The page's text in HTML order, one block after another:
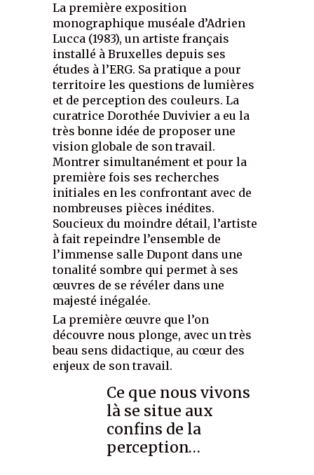
La première exposition
monographique muséale d’Adrien
Lucca (1983), un artiste français
installé à Bruxelles depuis ses
études à l’ERG. Sa pratique a pour
territoire les questions de lumières
et de perception des couleurs. La
curatrice Dorothée Duvivier a eu la
très bonne idée de proposer une
vision globale de son travail.
Montrer simultanément et pour la
première fois ses recherches
initiales en les confrontant avec de
nombreuses pièces inédites.
Soucieux du moindre détail, l’artiste
à fait repeindre l’ensemble de
l’immense salle Dupont dans une
tonalité sombre qui permet à ses
œuvres de se révéler dans une
majesté inégalée.
La première œuvre que l’on
découvre nous plonge, avec un très
beau sens didactique, au cœur des
enjeux de son travail.
Ce que nous vivons
là se situe aux
confins de la
perception…